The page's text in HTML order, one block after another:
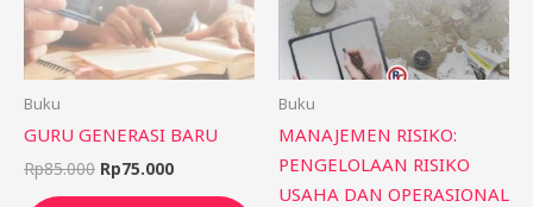
Buku
GURU GENERASI BARU
Rp85.000 Rp75.000
Buku
MANAJEMEN RISIKO:
PENGELOLAAN RISIKO
USAHA DAN OPERASIONAL